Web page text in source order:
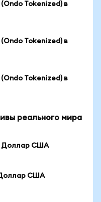
Tokenized) в
Tokenized) в
Tokenized) в
реального мира
Доллар США
Доллар США